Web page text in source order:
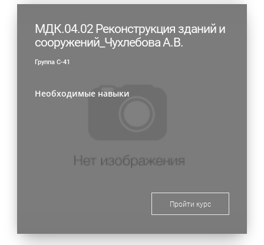
МДК.04.02 Реконструкция зданий и
сооружений_Чухлебова А.В.
Группа С-41
Необходимые навыки
Пройти курс